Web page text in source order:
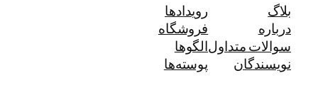
بلاگ
درباره
سوالات متداول
نویسندگان
رویدادها
فروشگاه
الگوها
پوسته‌ها